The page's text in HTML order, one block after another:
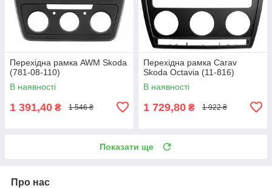
Перехідна рамка AWM Skoda
(781-08-110)
В наявності
1 391,40 ₴ 1 546 ₴
Перехідна рамка Carav
Skoda Octavia (11-816)
В наявності
1 729,80 ₴ 1 922 ₴
Показати ще
Про нас